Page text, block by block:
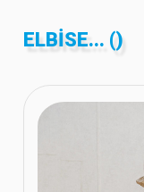
ELBISE... ()